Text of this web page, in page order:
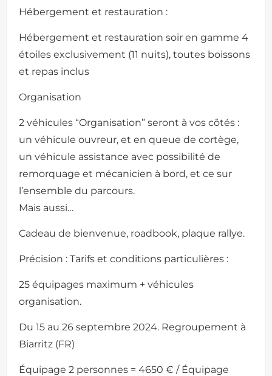
Hébergement et restauration :
Hébergement et restauration soir en gamme 4
étoiles exclusivement (11 nuits), toutes boissons
et repas inclus
Organisation
2 véhicules “Organisation” seront à vos côtés :
un véhicule ouvreur, et en queue de cortège,
un véhicule assistance avec possibilité de
remorquage et mécanicien à bord, et ce sur
l’ensemble du parcours.
Mais aussi…
Cadeau de bienvenue, roadbook, plaque rallye.
Précision : Tarifs et conditions particulières :
25 équipages maximum + véhicules
organisation.
Du 15 au 26 septembre 2024. Regroupement à
Biarritz (FR)
Équipage 2 personnes = 4650 € / Équipage